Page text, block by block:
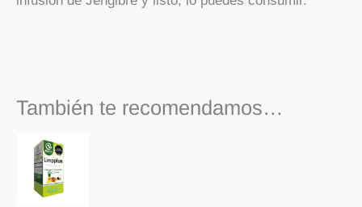
También te recomendamos…